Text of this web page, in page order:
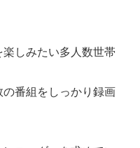
しみたい多人数世帯
番組をしっかり録画